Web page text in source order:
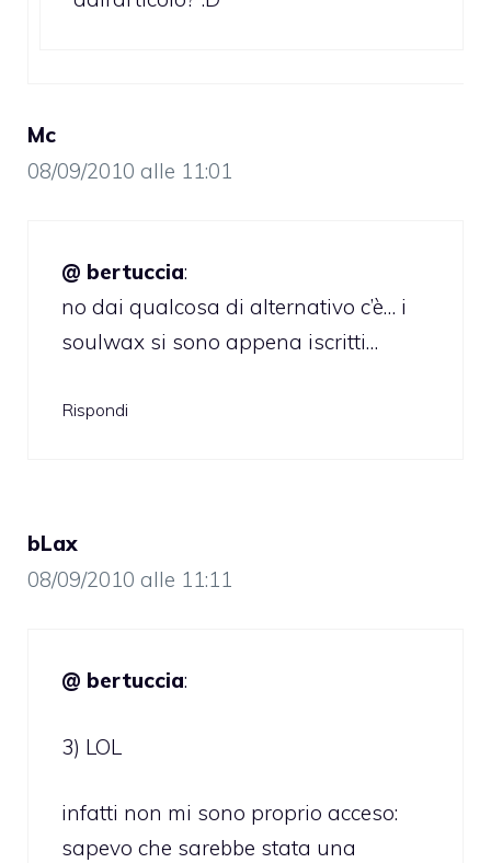
Mc
08/09/2010 alle 11:01
@ bertuccia:
no dai qualcosa di alternativo c’è… i
soulwax si sono appena iscritti…
Rispondi
bLax
08/09/2010 alle 11:11
@ bertuccia:
3) LOL
infatti non mi sono proprio acceso:
sapevo che sarebbe stata una